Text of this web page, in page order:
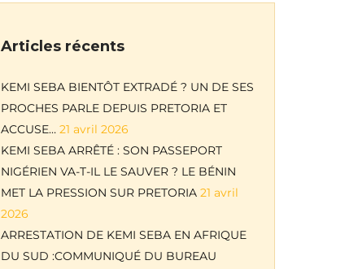
Articles récents
KEMI SEBA BIENTÔT EXTRADÉ ? UN DE SES
PROCHES PARLE DEPUIS PRETORIA ET
ACCUSE… 21 avril 2026
KEMI SEBA ARRÊTÉ : SON PASSEPORT
NIGÉRIEN VA-T-IL LE SAUVER ? LE BÉNIN
MET LA PRESSION SUR PRETORIA 21 avril
2026
ARRESTATION DE KEMI SEBA EN AFRIQUE
DU SUD :COMMUNIQUÉ DU BUREAU